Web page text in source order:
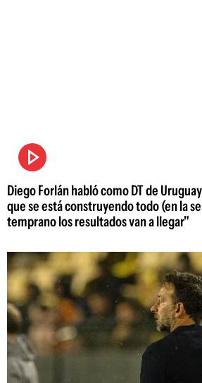
Diego Forlán habló como DT de
que se está construyendo todo (en la
temprano los resultados van a llegar"